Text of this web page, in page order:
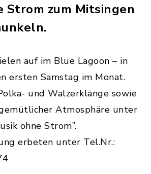
Strom zum Mitsingen
auf im Blue Lagoon – in
ersten Samstag im Monat.
und Walzerklänge sowie
Atmosphäre unter
ohne Strom”.
erbeten unter Tel.Nr.: